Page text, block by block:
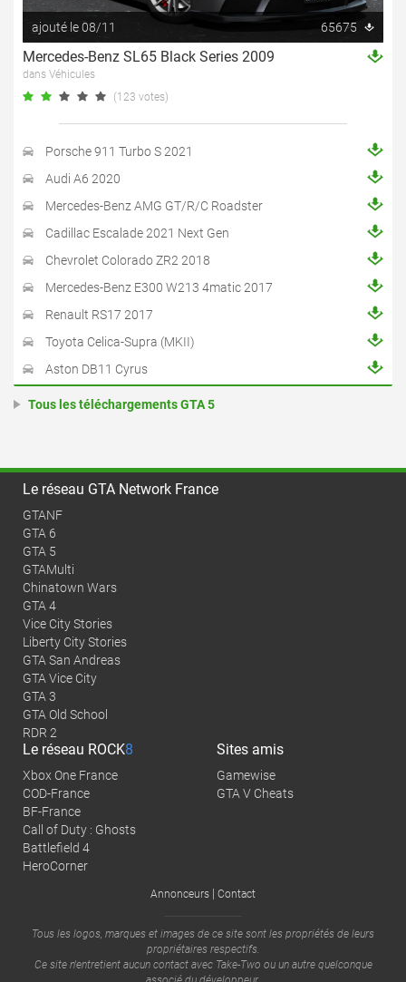
ajouté le 08/11 65675
Mercedes-Benz SL65 Black Series 2009
dans Véhicules
(123 votes)
Porsche 911 Turbo S 2021
Audi A6 2020
Mercedes-Benz AMG GT/R/C Roadster
Cadillac Escalade 2021 Next Gen
Chevrolet Colorado ZR2 2018
Mercedes-Benz E300 W213 4matic 2017
Renault RS17 2017
Toyota Celica-Supra (MKII)
Aston DB11 Cyrus
Tous les téléchargements GTA 5
Le réseau GTA Network France
GTANF
GTA 6
GTA 5
GTAMulti
Chinatown Wars
GTA 4
Vice City Stories
Liberty City Stories
GTA San Andreas
GTA Vice City
GTA 3
GTA Old School
RDR 2
Le réseau ROCK8
Xbox One France
COD-France
BF-France
Call of Duty : Ghosts
Battlefield 4
HeroCorner
Sites amis
Gamewise
GTA V Cheats
Annonceurs | Contact
Tous les logos, marques et images de ce site sont les propriétés de leurs
propriétaires respectifs.
Ce site n'entretient aucun contact avec Take-Two ou un autre quelconque